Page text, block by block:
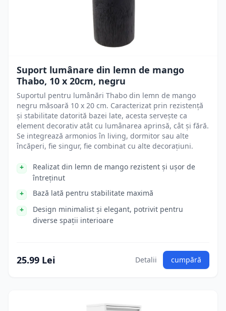
Suport lumânare din lemn de mango
Thabo, 10 x 20cm, negru
Suportul pentru lumânări Thabo din lemn de mango
negru măsoară 10 x 20 cm. Caracterizat prin rezistență
și stabilitate datorită bazei late, acesta servește ca
element decorativ atât cu lumânarea aprinsă, cât și fără.
Se integrează armonios în living, dormitor sau alte
încăperi, fie singur, fie combinat cu alte decorațiuni.
Realizat din lemn de mango rezistent și ușor de
întreținut
Bază lată pentru stabilitate maximă
Design minimalist și elegant, potrivit pentru
diverse spații interioare
25.99 Lei Detalii cumpără